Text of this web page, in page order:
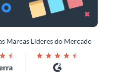
Marcas Lideres do Mercado